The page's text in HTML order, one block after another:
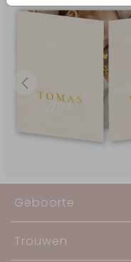
Geboorte
Trouwen